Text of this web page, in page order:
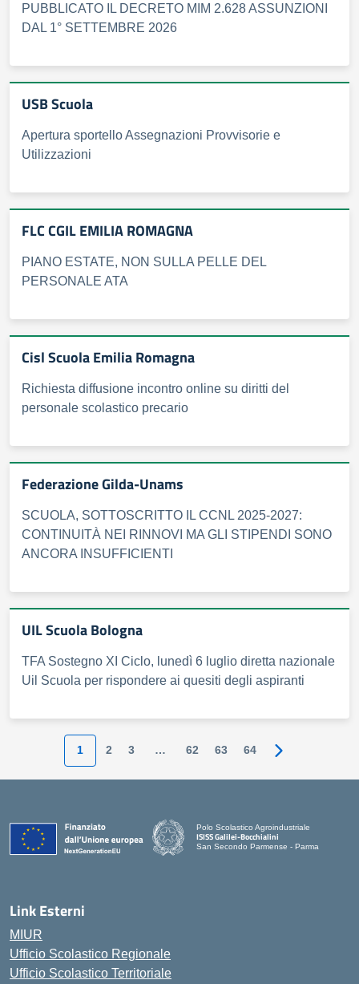
PUBBLICATO IL DECRETO MIM 2.628 ASSUNZIONI
DAL 1° SETTEMBRE 2026
USB Scuola
Apertura sportello Assegnazioni Provvisorie e
Utilizzazioni
FLC CGIL EMILIA ROMAGNA
PIANO ESTATE, NON SULLA PELLE DEL
PERSONALE ATA
Cisl Scuola Emilia Romagna
Richiesta diffusione incontro online su diritti del
personale scolastico precario
Federazione Gilda-Unams
SCUOLA, SOTTOSCRITTO IL CCNL 2025-2027:
CONTINUITÀ NEI RINNOVI MA GLI STIPENDI SONO
ANCORA INSUFFICIENTI
UIL Scuola Bologna
TFA Sostegno XI Ciclo, lunedì 6 luglio diretta nazionale
Uil Scuola per rispondere ai quesiti degli aspiranti
1 2 3 … 62 63 64 Pagina
Polo Scolastico Agroindustriale
ISISS Galilei-Bocchialini
San Secondo Parmense - Parma
Link Esterni
MIUR
Ufficio Scolastico Regionale
Ufficio Scolastico Territoriale